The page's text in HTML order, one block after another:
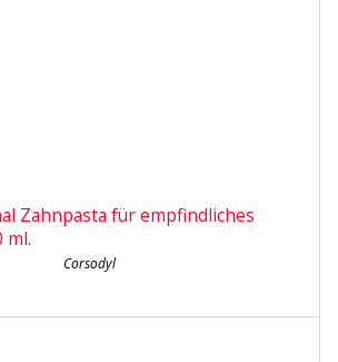
Zahnpasta für empfindliches
ml.
Corsodyl